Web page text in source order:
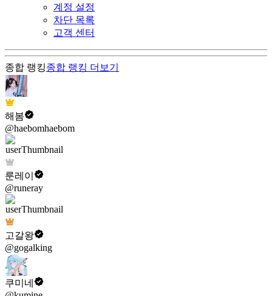
계정 설정
차단 목록
고객 센터
종합 랭킹종합 랭킹 더보기
해봄
@haebomhaebom
룬레이
@runeray
고갈왕
@gogalking
쿠미네